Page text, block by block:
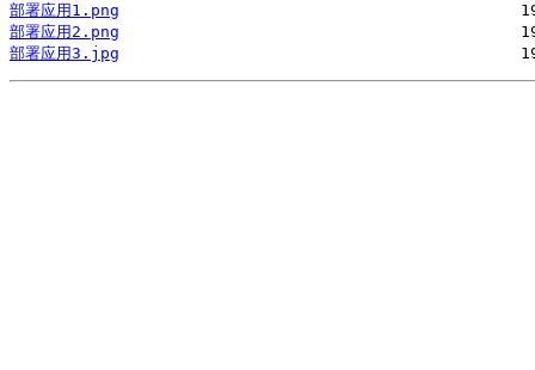
部署应用1.png
部署应用2.png
部署应用3.jpg